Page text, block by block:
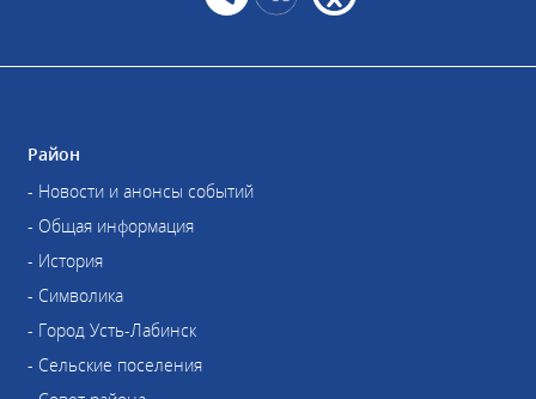
Район
- Новости и анонсы событий
- Общая информация
- История
- Символика
- Город Усть-Лабинск
- Сельские поселения